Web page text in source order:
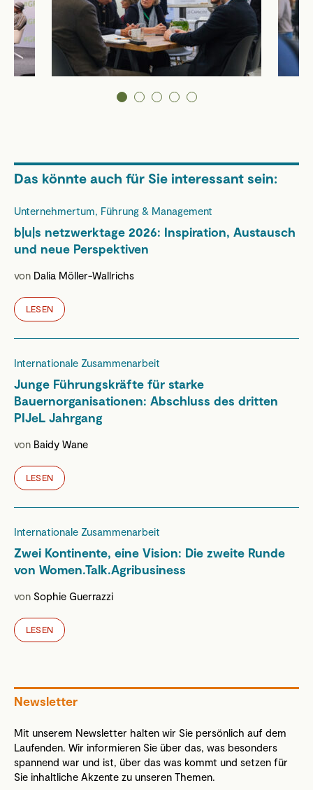
1 2 3 4 5
Das könnte auch für Sie interessant sein:
Unternehmertum, Führung & Management
b|u|s netzwerktage 2026: Inspiration, Austausch
und neue Perspektiven
von Dalia Möller-Wallrichs
LESEN
Internationale Zusammenarbeit
Junge Führungskräfte für starke
Bauernorganisationen: Abschluss des dritten
PIJeL Jahrgang
von Baidy Wane
LESEN
Internationale Zusammenarbeit
Zwei Kontinente, eine Vision: Die zweite Runde
von Women.Talk.Agribusiness
von Sophie Guerrazzi
LESEN
Newsletter
Mit unserem Newsletter halten wir Sie persönlich auf dem
Laufenden. Wir informieren Sie über das, was besonders
spannend war und ist, über das was kommt und setzen für
Sie inhaltliche Akzente zu unseren Themen.